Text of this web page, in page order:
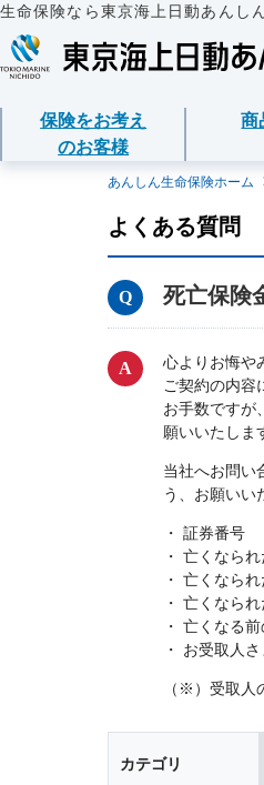
生命保険なら東京海上日動あんし
保険をお考え
のお客様
保険をお考えのお客
商
ご契約者様
東京海上日動マイページのご案内
「ワンタイム手続き」のご案内
法人のお客様
あんしん生命につい
あんしん生命保険ホーム
よくある質問
死亡保険
心よりお悔や
ご契約の内容
お手数ですが
願いいたしま
当社へお問い
う、お願いい
・ 証券番号
・ 亡くなら
・ 亡くなられ
・ 亡くなら
・ 亡くなる
・ お受取人
（※）受取人
カテゴリ